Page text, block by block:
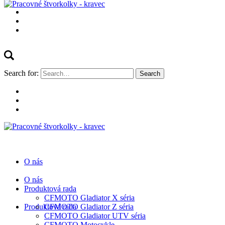
Search for:
O nás
Produktová rada
O nás
Produktová rada
CFMOTO Gladiator X séria
CFMOTO Gladiator Z séria
CFMOTO Gladiator UTV séria